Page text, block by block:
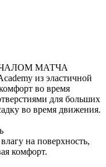
МАТЧА
из эластичной
во время
для больших
во время движения.
на поверхность,
комфорт.